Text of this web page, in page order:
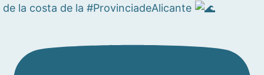
de la costa de la #ProvinciadeAlicante